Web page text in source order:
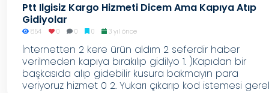
Ptt Ilgisiz Kargo Hizmeti Dicem Ama Kapıya Atıp
Gidiyolar
854 0 0 0 3 yıl önce
İnternetten 2 kere ürün aldım 2 seferdir haber
verilmeden kapıya bırakılıp gidilyo 1. )Kapıdan bir
başkasıda alıp gidebilir kusura bakmayın para
veriyoruz hizmet 0 2. Yukarı çıkarıp kod istemesi